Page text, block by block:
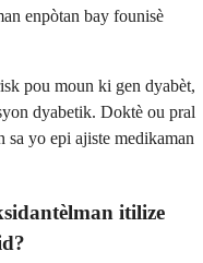
enpòtan bay founisè
pou moun ki gen dyabèt,
dyabetik. Doktè ou pral
sa yo epi ajiste medikaman
itilize